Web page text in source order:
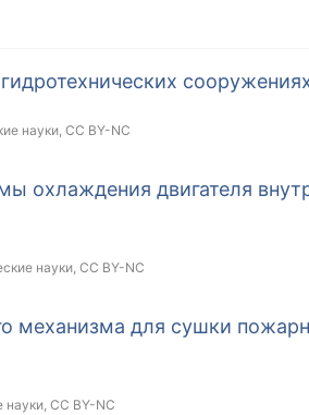
науки, CC BY-NC
охлаждения двигателя
науки, CC BY-NC
механизма для сушки
науки, CC BY-NC